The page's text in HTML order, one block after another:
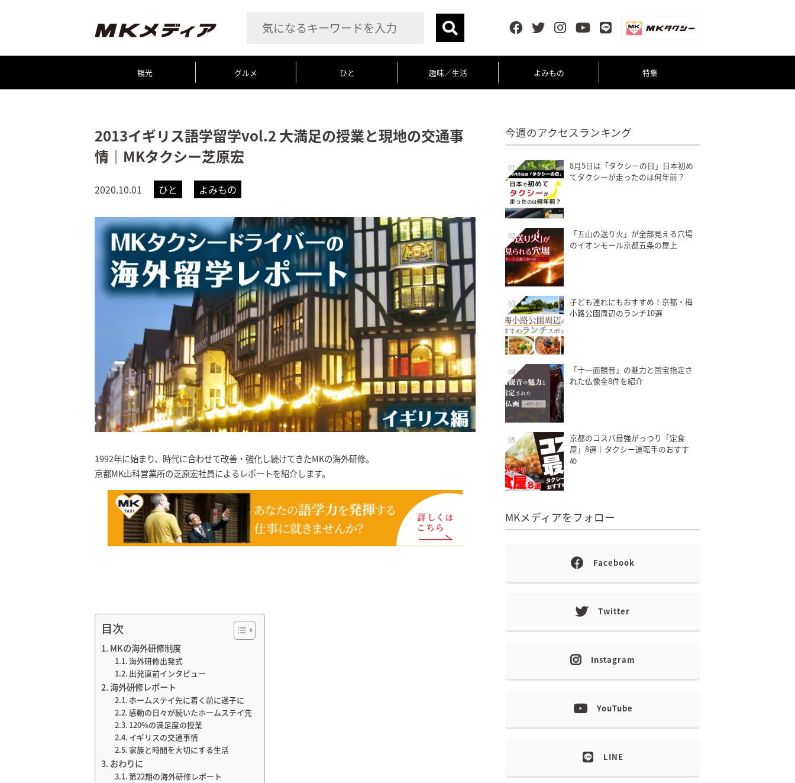
観光 グルメ ひと 趣味／生活 よみもの 特集
2013イギリス語学留学vol.2 大満足の授業と現地の交通事
情｜MKタクシー芝原宏
2020.10.01 ひと よみもの
1992年に始まり、時代に合わせて改善・強化し続けてきたMKの海外研修。
京都MK山科営業所の芝原宏社員によるレポートを紹介します。
目次
MKの海外研修制度
海外研修出発式
出発直前インタビュー
海外研修レポート
ホームステイ先に着く前に迷子に
感動の日々が続いたホームステイ先
120%の満足度の授業
イギリスの交通事情
家族と時間を大切にする生活
おわりに
第22期の海外研修レポート
今週のアクセスランキング
01
8月5日は「タクシーの日」日本初め
てタクシーが走ったのは何年前？
02
「五山の送り火」が全部見える穴場
のイオンモール京都五条の屋上
03
子ども連れにもおすすめ！京都・梅
小路公園周辺のランチ10選
04
「十一面観音」の魅力と国宝指定さ
れた仏像全8件を紹介
05
京都のコスパ最強がっつり「定食
屋」8選｜タクシー運転手のおすす
め
MKメディアをフォロー
Facebook
Twitter
Instagram
YouTube
LINE